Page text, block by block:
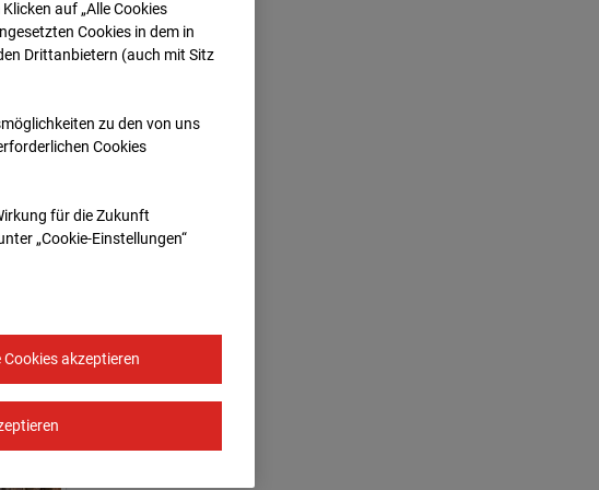
auf „Alle Cookies
Cookies in dem in
Drittanbietern (auch mit Sitz
zu den von uns
Cookies
für die Zukunft
„Cookie-Einstellungen“
akzeptieren